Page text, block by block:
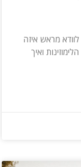
מראש איזה
ואיך